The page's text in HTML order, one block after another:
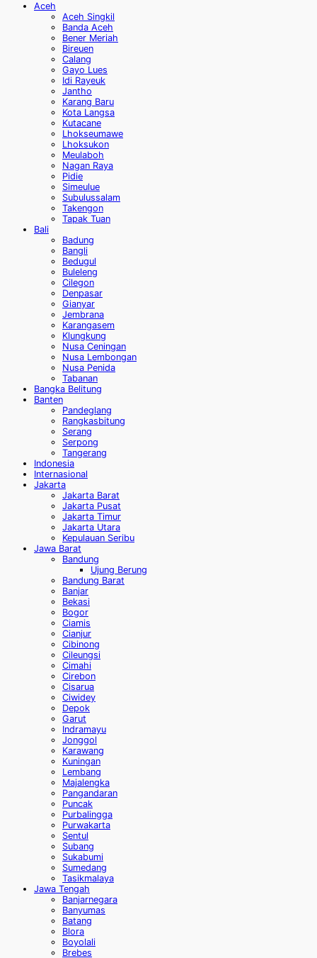
Aceh
Aceh Singkil
Banda Aceh
Bener Meriah
Bireuen
Calang
Gayo Lues
Idi Rayeuk
Jantho
Karang Baru
Kota Langsa
Kutacane
Lhokseumawe
Lhoksukon
Meulaboh
Nagan Raya
Pidie
Simeulue
Subulussalam
Takengon
Tapak Tuan
Bali
Badung
Bangli
Bedugul
Buleleng
Cilegon
Denpasar
Gianyar
Jembrana
Karangasem
Klungkung
Nusa Ceningan
Nusa Lembongan
Nusa Penida
Tabanan
Bangka Belitung
Banten
Pandeglang
Rangkasbitung
Serang
Serpong
Tangerang
Indonesia
Internasional
Jakarta
Jakarta Barat
Jakarta Pusat
Jakarta Timur
Jakarta Utara
Kepulauan Seribu
Jawa Barat
Bandung
Ujung Berung
Bandung Barat
Banjar
Bekasi
Bogor
Ciamis
Cianjur
Cibinong
Cileungsi
Cimahi
Cirebon
Cisarua
Ciwidey
Depok
Garut
Indramayu
Jonggol
Karawang
Kuningan
Lembang
Majalengka
Pangandaran
Puncak
Purbalingga
Purwakarta
Sentul
Subang
Sukabumi
Sumedang
Tasikmalaya
Jawa Tengah
Banjarnegara
Banyumas
Batang
Blora
Boyolali
Brebes